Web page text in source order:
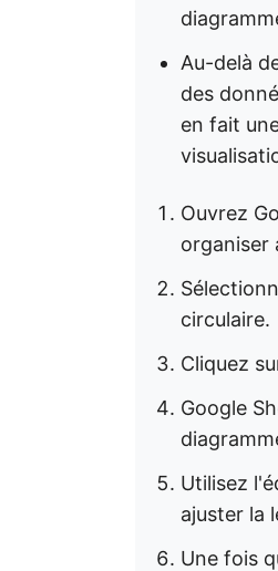
Au-delà
des
en fait
Ouvrez
organiser
circulaire.
Cliquez
Google
Utilisez
ajuster la
Une fois